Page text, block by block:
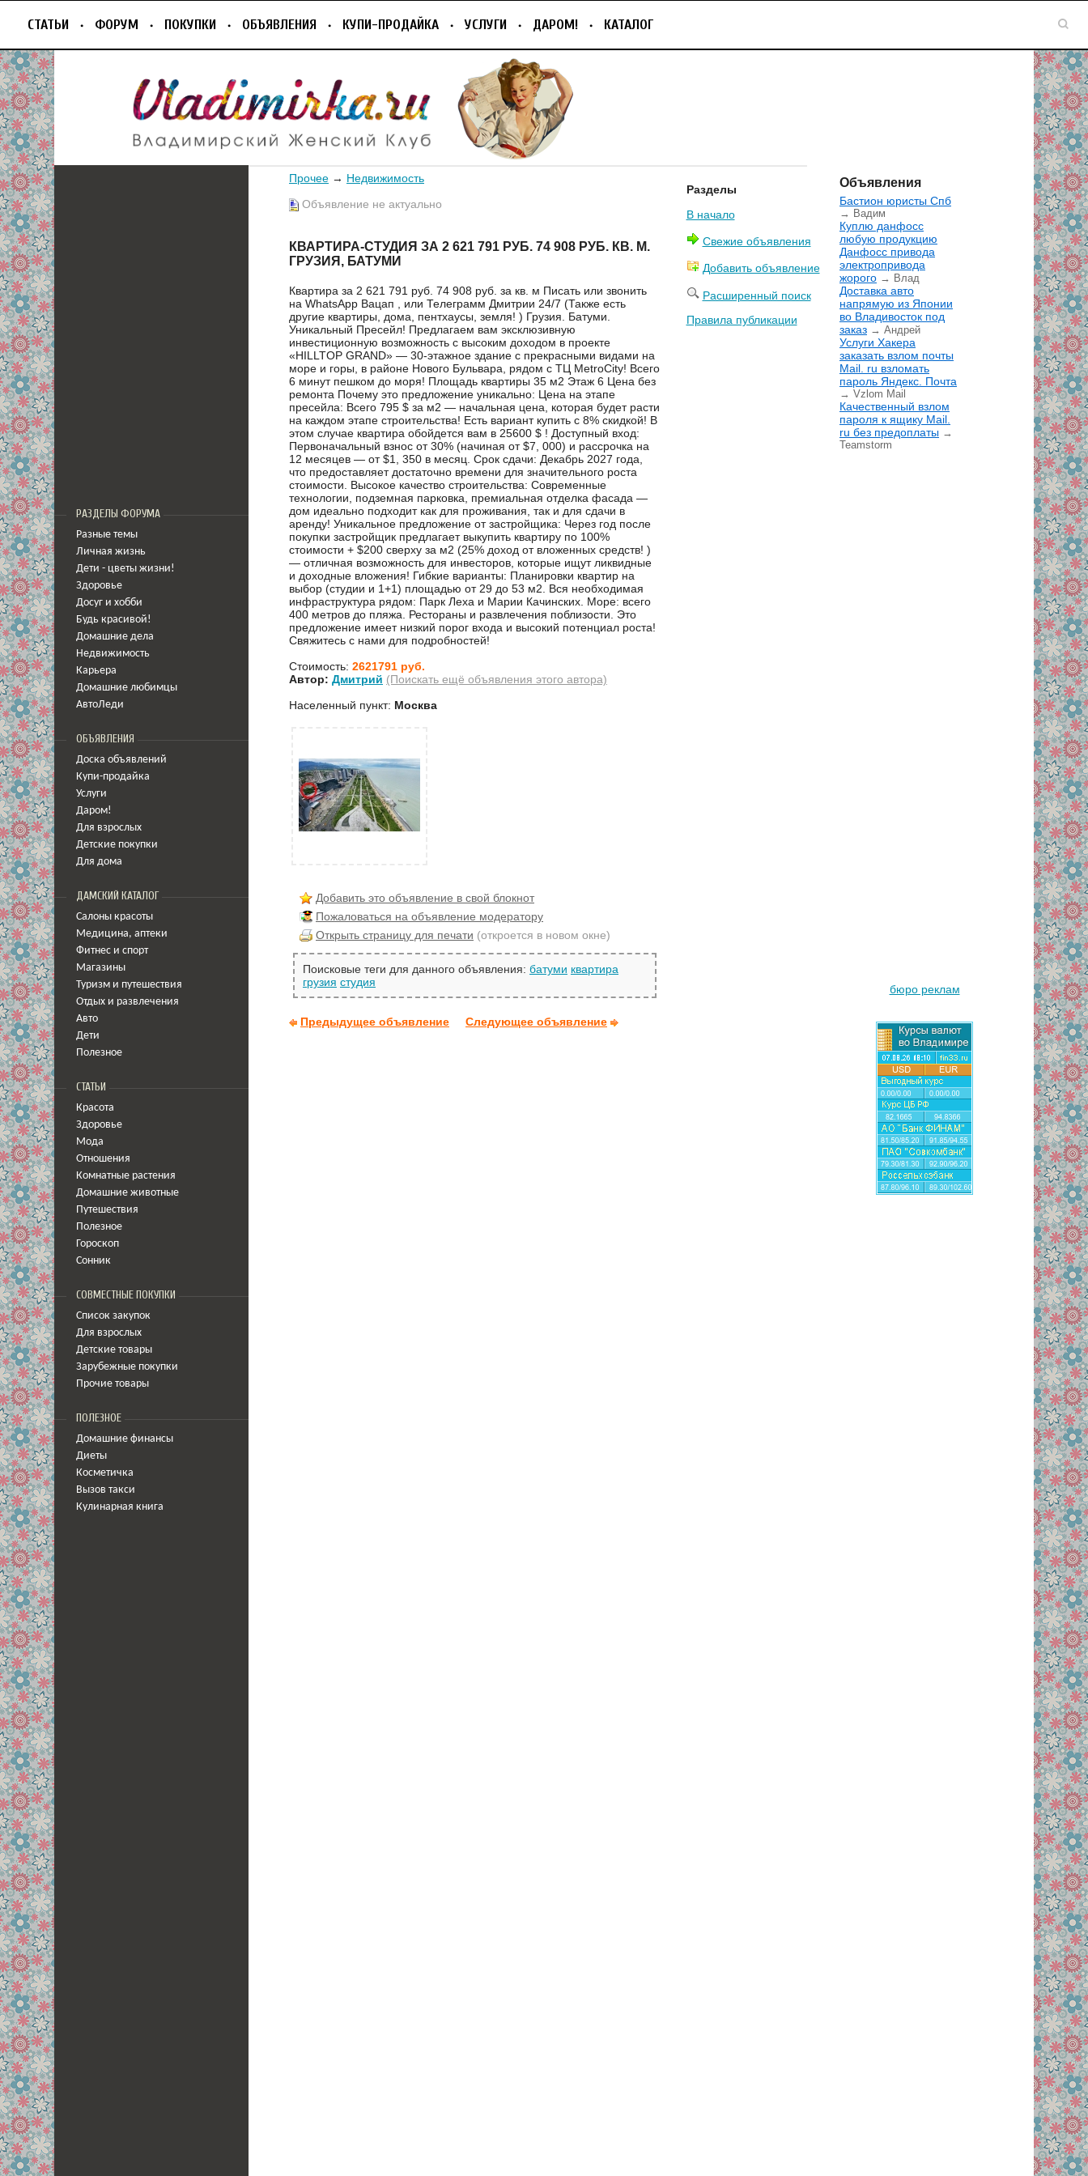
СТАТЬИ ФОРУМ ПОКУПКИ ОБЪЯВЛЕНИЯ КУПИ-ПРОДАЙКА УСЛУГИ ДАРОМ! КАТАЛОГ
РАЗДЕЛЫ ФОРУМА
Разные темы
Личная жизнь
Дети - цветы жизни!
Здоровье
Досуг и хобби
Будь красивой!
Домашние дела
Недвижимость
Карьера
Домашние любимцы
АвтоЛеди
ОБЪЯВЛЕНИЯ
Доска объявлений
Купи-продайка
Услуги
Даром!
Для взрослых
Детские покупки
Для дома
ДАМСКИЙ КАТАЛОГ
Салоны красоты
Медицина, аптеки
Фитнес и спорт
Магазины
Туризм и путешествия
Отдых и развлечения
Авто
Дети
Полезное
СТАТЬИ
Красота
Здоровье
Мода
Отношения
Комнатные растения
Домашние животные
Путешествия
Полезное
Гороскоп
Сонник
СОВМЕСТНЫЕ ПОКУПКИ
Список закупок
Для взрослых
Детские товары
Зарубежные покупки
Прочие товары
ПОЛЕЗНОЕ
Домашние финансы
Диеты
Косметичка
Вызов такси
Кулинарная книга
Прочее → Недвижимость
Объявление не актуально
КВАРТИРА-СТУДИЯ ЗА 2 621 791 РУБ. 74 908 РУБ. КВ. М.
ГРУЗИЯ, БАТУМИ
Квартира за 2 621 791 руб. 74 908 руб. за кв. м Писать или звонить
на WhatsApp Вацап , или Телеграмм Дмитрии 24/7 (Также есть
другие квартиры, дома, пентхаусы, земля! ) Грузия. Батуми.
Уникальный Пресейл! Предлагаем вам эксклюзивную
инвестиционную возможность с высоким доходом в проекте
«HILLTOP GRAND» — 30-этажное здание с прекрасными видами на
море и горы, в районе Нового Бульвара, рядом с ТЦ MetroCity! Всего
6 минут пешком до моря! Площадь квартиры 35 м2 Этаж 6 Цена без
ремонта Почему это предложение уникально: Цена на этапе
пресейла: Всего 795 $ за м2 — начальная цена, которая будет расти
на каждом этапе строительства! Есть вариант купить с 8% скидкой! В
этом случае квартира обойдется вам в 25600 $ ! Доступный вход:
Первоначальный взнос от 30% (начиная от $7, 000) и рассрочка на
12 месяцев — от $1, 350 в месяц. Срок сдачи: Декабрь 2027 года,
что предоставляет достаточно времени для значительного роста
стоимости. Высокое качество строительства: Современные
технологии, подземная парковка, премиальная отделка фасада —
дом идеально подходит как для проживания, так и для сдачи в
аренду! Уникальное предложение от застройщика: Через год после
покупки застройщик предлагает выкупить квартиру по 100%
стоимости + $200 сверху за м2 (25% доход от вложенных средств! )
— отличная возможность для инвесторов, которые ищут ликвидные
и доходные вложения! Гибкие варианты: Планировки квартир на
выбор (студии и 1+1) площадью от 29 до 53 м2. Вся необходимая
инфраструктура рядом: Парк Леха и Марии Качинских. Море: всего
400 метров до пляжа. Рестораны и развлечения поблизости. Это
предложение имеет низкий порог входа и высокий потенциал роста!
Свяжитесь с нами для подробностей!
Стоимость: 2621791 руб.
Автор: Дмитрий (Поискать ещё объявления этого автора)
Населенный пункт: Москва
Добавить это объявление в свой блокнот
Пожаловаться на объявление модератору
Открыть страницу для печати (откроется в новом окне)
Поисковые теги для данного объявления: батуми квартира
грузия студия
Предыдущее объявление Следующее объявление
Разделы
В начало
Свежие объявления
Добавить объявление
Расширенный поиск
Правила публикации
Объявления
Бастион юристы Спб
→ Вадим
Куплю данфосс
любую продукцию
Данфосс привода
электропривода
жорого → Влад
Доставка авто
напрямую из Японии
во Владивосток под
заказ → Андрей
Услуги Хакера
заказать взлом почты
Mail. ru взломать
пароль Яндекс. Почта
→ Vzlom Mail
Качественный взлом
пароля к ящику Mail.
ru без предоплаты →
Teamstorm
бюро реклам